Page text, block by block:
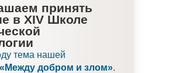
принять
в XIV Школе
тема нашей
«Между добром и злом».